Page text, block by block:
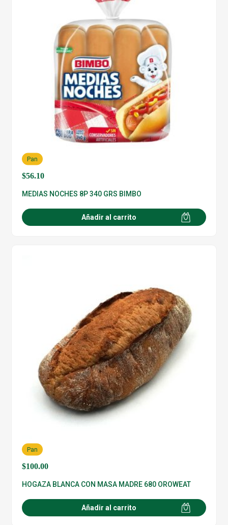
$56.10
Pan
MEDIAS NOCHES 8P 340 GRS BIMBO
Añadir al carrito
$100.00
Pan
HOGAZA BLANCA CON MASA MADRE 680 OROWEAT
Añadir al carrito